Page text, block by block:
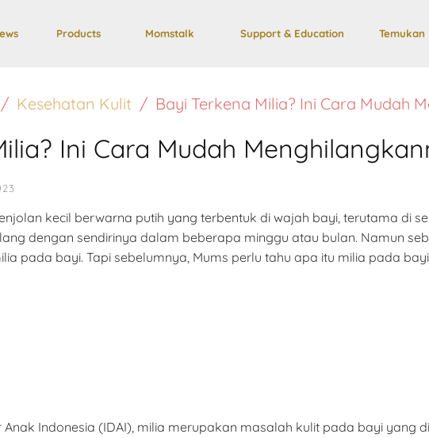
Products Momstalk Support & Education Temukan
Kesehatan Kulit Bayi Terkena Milia? Ini Cara Mudah
Ini Cara Mudah
kecil berwarna putih yang terbentuk di wajah bayi, terutama di
dengan sendirinya dalam beberapa minggu atau bulan. Namun
pada bayi. Tapi sebelumnya, Mums perlu tahu apa itu milia pada
Indonesia (IDAI), milia merupakan masalah kulit pada bayi yang